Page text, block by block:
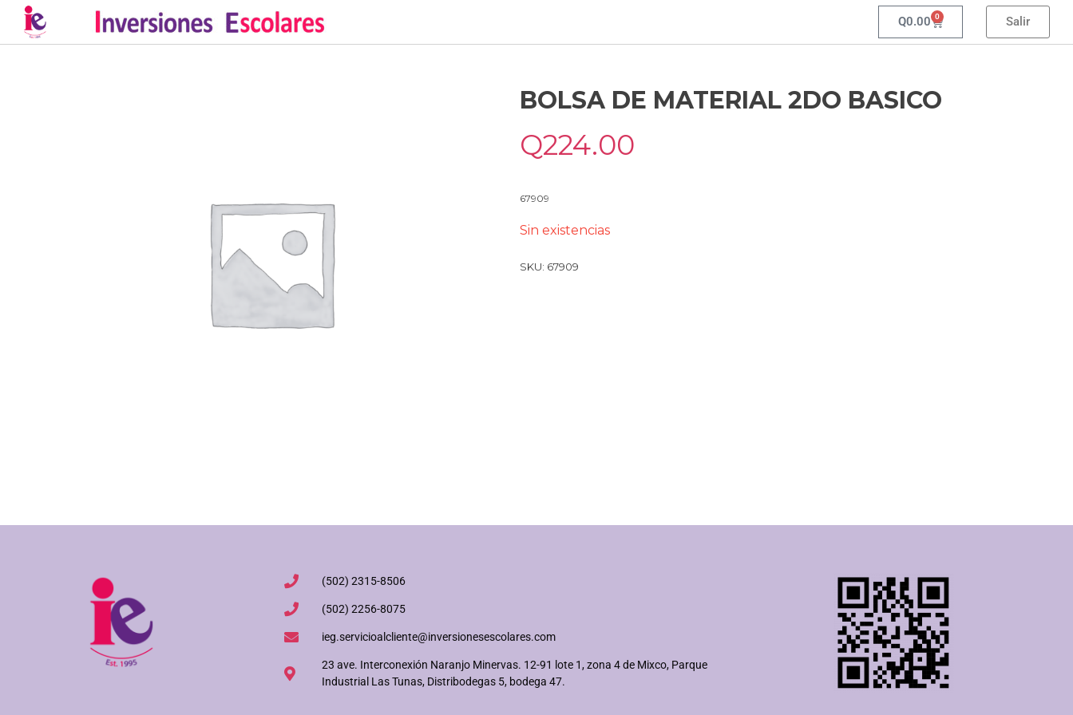
Q0.00 0 Salir
BOLSA DE MATERIAL 2DO BASICO
Q224.00
67909
Sin existencias
SKU: 67909
(502) 2315-8506
(502) 2256-8075
ieg.servicioalcliente@inversionesescolares.com
23 ave. Interconexión Naranjo Minervas. 12-91 lote 1, zona 4 de Mixco, Parque
Industrial Las Tunas, Distribodegas 5, bodega 47.